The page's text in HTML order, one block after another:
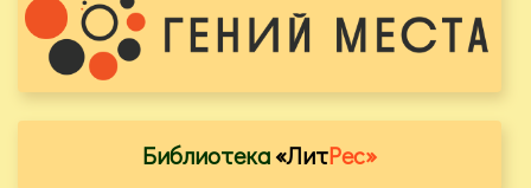
Библиотека«ЛитРес»